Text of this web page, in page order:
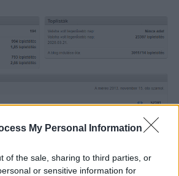
My Personal Information
of the sale, sharing to third parties, or
or sensitive information for